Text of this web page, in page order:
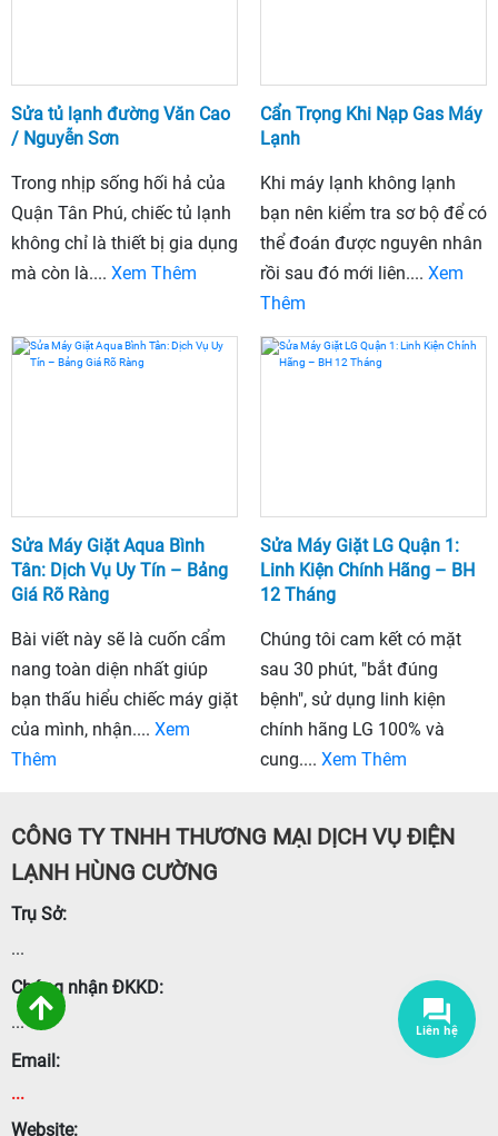
Sửa tủ lạnh đường Văn Cao
/ Nguyễn Sơn
Trong nhịp sống hối hả của
Quận Tân Phú, chiếc tủ lạnh
không chỉ là thiết bị gia dụng
mà còn là.... Xem Thêm
Cẩn Trọng Khi Nạp Gas Máy
Lạnh
Khi máy lạnh không lạnh
bạn nên kiểm tra sơ bộ để có
thể đoán được nguyên nhân
rồi sau đó mới liên.... Xem
Thêm
Sửa Máy Giặt Aqua Bình
Tân: Dịch Vụ Uy Tín – Bảng
Giá Rõ Ràng
Bài viết này sẽ là cuốn cẩm
nang toàn diện nhất giúp
bạn thấu hiểu chiếc máy giặt
của mình, nhận.... Xem
Thêm
Sửa Máy Giặt LG Quận 1:
Linh Kiện Chính Hãng – BH
12 Tháng
Chúng tôi cam kết có mặt
sau 30 phút, "bắt đúng
bệnh", sử dụng linh kiện
chính hãng LG 100% và
cung.... Xem Thêm
CÔNG TY TNHH THƯƠNG MẠI DỊCH VỤ ĐIỆN
LẠNH HÙNG CƯỜNG
Trụ Sở:
...
Chứng nhận ĐKKD:
...
Email:
...
Website: